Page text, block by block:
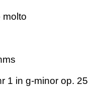
molto
1 in g-minor op. 25